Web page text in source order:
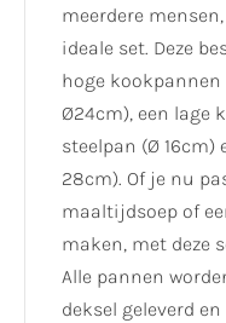
meerdere
ideale set. Deze
hoge kookpannen
Ø24cm), een lage
steelpan (Ø 16cm)
28cm). Of je nu
maaltijdsoep of
maken, met deze
Alle pannen
deksel geleverd